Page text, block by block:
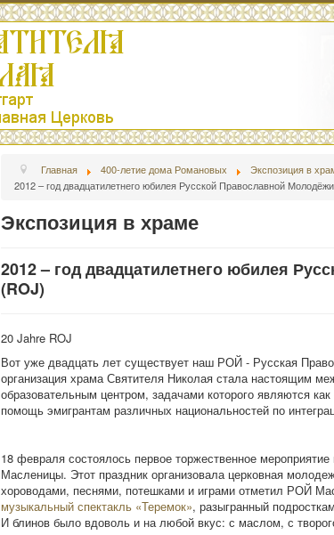
Главная 400-летие дома Романовых Экспозиция в
2012 – год двадцатилетнего юбилея Русской Православной
Экспозиция в храме
2012 – год двадцатилетнего юбилея
(ROJ)
20 Jahre ROJ
Вот уже двадцать лет существует наш РОЙ - Русская
организация храма Святителя Николая стала настоящим
образовательным центром, задачами которого являются
помощь эмигрантам различных национальностей по
18 февраля состоялось первое торжественное
Масленицы. Этот праздник организовала церковная
хороводами, песнями, потешками и играми отметил РОЙ
музыкальный спектакль «Теремок», разыгранный
И блинов было вдоволь и на любой вкус: с маслом, с